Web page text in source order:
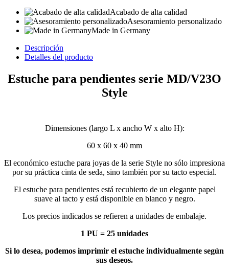
Acabado de alta calidad
Asesoramiento personalizado
Made in Germany
Descripción
Detalles del producto
Estuche para pendientes serie MD/V23O
Style
Dimensiones (largo L x ancho W x alto H):
60 x 60 x 40 mm
El económico estuche para joyas de la serie Style no sólo impresiona
por su práctica cinta de seda, sino también por su tacto especial.
El estuche para pendientes está recubierto de un elegante papel
suave al tacto y está disponible en blanco y negro.
Los precios indicados se refieren a unidades de embalaje.
1 PU = 25 unidades
Si lo desea, podemos imprimir el estuche individualmente según
sus deseos.